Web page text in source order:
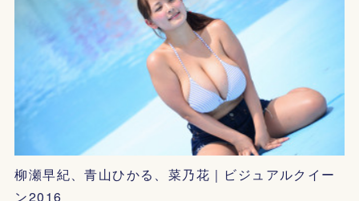
柳瀬早紀、青山ひかる、菜乃花｜ビジュアルクイー
ン2016